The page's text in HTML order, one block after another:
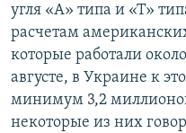
угля «А» типа и «Т»
расчетам
которые работали
августе, в Украине к
минимум 3,2
некоторые из них